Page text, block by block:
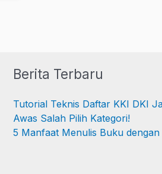
Berita Terbaru
Tutorial Teknis Daftar KKI DKI
Awas Salah Pilih Kategori!
5 Manfaat Menulis Buku dengan